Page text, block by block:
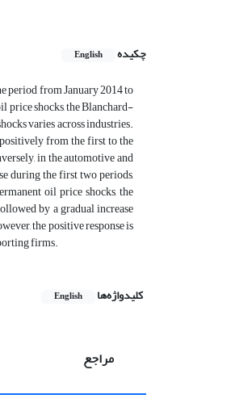
چکیده
English
period from January 2014 to
price shocks, the Blanchard-
varies across industries.
from the first to the
in the automotive and
during the first two periods,
oil price shocks, the
by a gradual increase
the positive response is
firms.
کلیدواژه‌ها English
مراجع